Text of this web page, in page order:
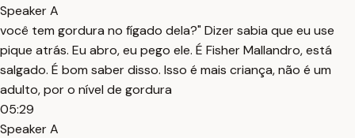
Speaker A
você tem gordura no fígado dela?" Dizer sabia que eu use
pique atrás. Eu abro, eu pego ele. É Fisher Mallandro, está
salgado. É bom saber disso. Isso é mais criança, não é um
adulto, por o nível de gordura
05:29
Speaker A